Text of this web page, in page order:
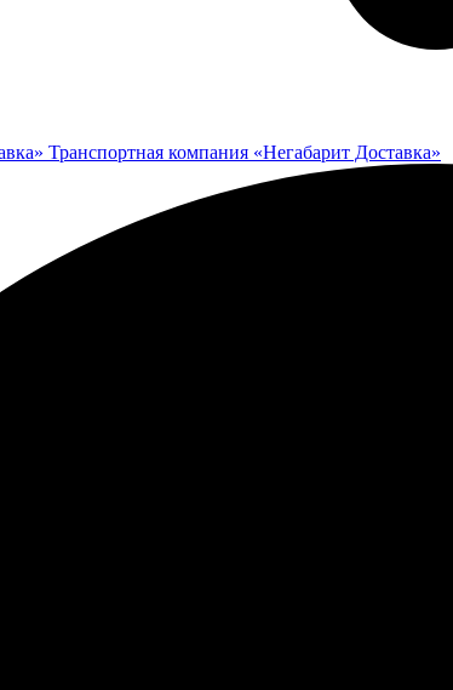
Транспортная компания «Негабарит Доставка»